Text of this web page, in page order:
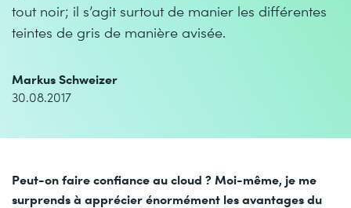
tout noir; il s’agit surtout de manier les différentes
teintes de gris de manière avisée.
Markus Schweizer
30.08.2017
Peut-on faire confiance au cloud ? Moi-même, je me
surprends à apprécier énormément les avantages du